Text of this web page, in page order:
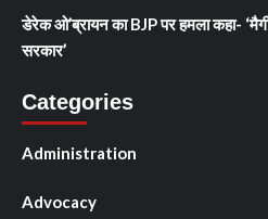
डेरेक ओ’ब्रायन का BJP पर हमला कहा-
सरकार’
Categories
Administration
Advocacy